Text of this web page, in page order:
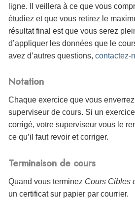
ligne. Il veillera à ce que vous
étudiez et que vous retirez le
résultat final est que vous serez
d’appliquer les données que le
avez d’autres questions, contactez-
Notation
Chaque exercice que vous
superviseur de cours. Si un
corrigé, votre superviseur vous le
ce qu’il faut revoir et corriger.
Terminaison de cours
Quand vous terminez Cours Cibles
un certificat sur papier par courrier.